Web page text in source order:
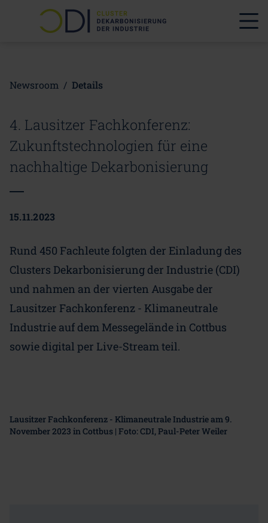
Newsroom / Details
4. Lausitzer Fachkonferenz:
Zukunftstechnologien für eine
nachhaltige Dekarbonisierung
15.11.2023
Rund 450 Fachleute folgten der Einladung des
Clusters Dekarbonisierung der Industrie (CDI)
und nahmen an der vierten Ausgabe der
Lausitzer Fachkonferenz - Klimaneutrale
Industrie auf dem Messegelände in Cottbus
sowie digital per Live-Stream teil.
Lausitzer Fachkonferenz - Klimaneutrale Industrie am 9.
November 2023 in Cottbus | Foto: CDI, Paul-Peter Weiler